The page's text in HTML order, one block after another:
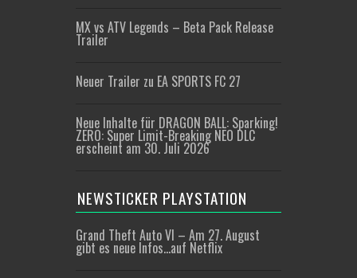
MX vs ATV Legends – Beta Pack Release
Trailer
Neuer Trailer zu EA SPORTS FC 27
Neue Inhalte für DRAGON BALL: Sparking!
ZERO: Super Limit-Breaking NEO DLC
erscheint am 30. Juli 2026
NEWSTICKER PLAYSTATION
Grand Theft Auto VI – Am 27. August
gibt es neue Infos…auf Netflix